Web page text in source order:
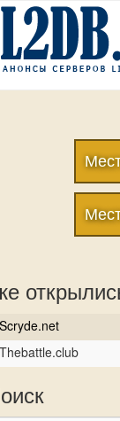
Scryde.net
Thebattle.club